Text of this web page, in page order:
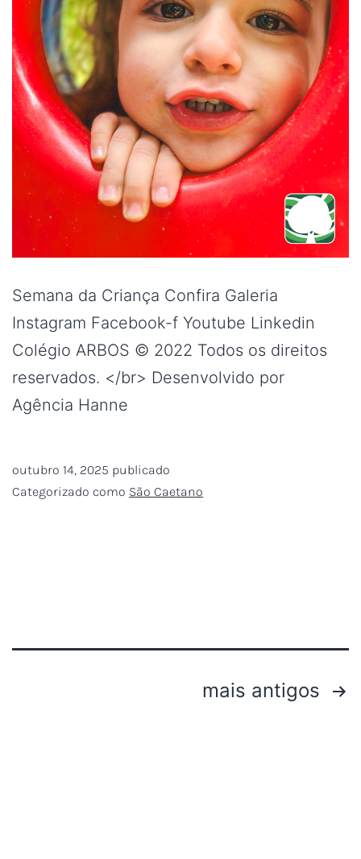
Semana da Criança Confira Galeria
Instagram Facebook-f Youtube Linkedin
Colégio ARBOS © 2022 Todos os direitos
reservados. </br> Desenvolvido por
Agência Hanne
outubro 14, 2025 publicado
Categorizado como São Caetano
mais antigos